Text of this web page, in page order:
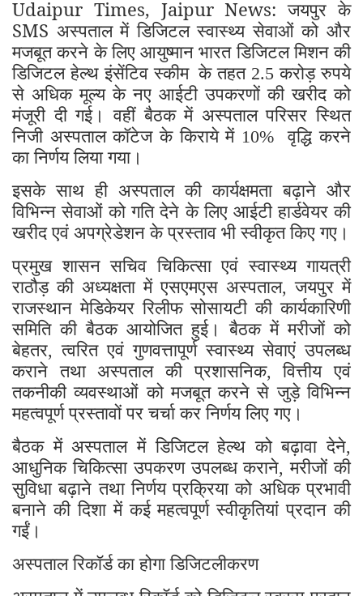
Udaipur Times, Jaipur News: जयपुर के
SMS अस्पताल में डिजिटल स्वास्थ्य सेवाओं को और
मजबूत करने के लिए आयुष्मान भारत डिजिटल मिशन की
डिजिटल हेल्थ इंसेंटिव स्कीम के तहत 2.5करोड़ रुपये
से अधिक मूल्य के नए आईटी उपकरणों की खरीद को
मंजूरी दी गई। वहीं बैठक में अस्पताल परिसर स्थित
निजी अस्पताल कॉटेज के किराये में 10%
वृद्धि करने
का निर्णय लिया गया।
इसके साथ ही अस्पताल की कार्यक्षमता बढ़ाने और
विभिन्न सेवाओं को गति देने के लिए आईटी हार्डवेयर की
खरीद एवं अपग्रेडेशन के प्रस्ताव भी स्वीकृत किए गए।
प्रमुख शासन सचिव चिकित्सा एवं स्वास्थ्य गायत्री
राठौड़ की अध्यक्षता में एसएमएस अस्पताल,जयपुर में
राजस्थान मेडिकेयर रिलीफ सोसायटी की कार्यकारिणी
समिति की बैठक आयोजित हुई। बैठक में मरीजों को
बेहतर,त्वरित एवं गुणवत्तापूर्ण स्वास्थ्य सेवाएं उपलब्ध
कराने तथा अस्पताल की प्रशासनिक,वित्तीय एवं
तकनीकी व्यवस्थाओं को मजबूत करने से जुड़े विभिन्न
महत्वपूर्ण प्रस्तावों पर चर्चा कर निर्णय लिए गए।
बैठक में अस्पताल में डिजिटल हेल्थ को बढ़ावा देने,
आधुनिक चिकित्सा उपकरण उपलब्ध कराने,मरीजों की
सुविधा बढ़ाने तथा निर्णय प्रक्रिया को अधिक प्रभावी
बनाने की दिशा में कई महत्वपूर्ण स्वीकृतियां प्रदान की
गईं।
अस्पताल रिकॉर्ड का होगा डिजिटलीकरण